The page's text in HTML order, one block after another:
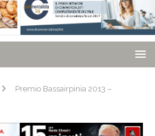
Premio Bassairpinia 2013 –